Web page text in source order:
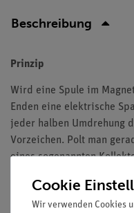
Beschreibung
Prinzip
Wird eine Spule im
Enden eine elektrische
jeder halben Umdrehung
Vorzeichen. Polt man
eines sogenannten
der entstehenden
betrieben werden. In
Cookie
Wir verwenden Cookies